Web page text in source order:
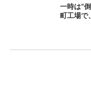
一時は“
町工場で